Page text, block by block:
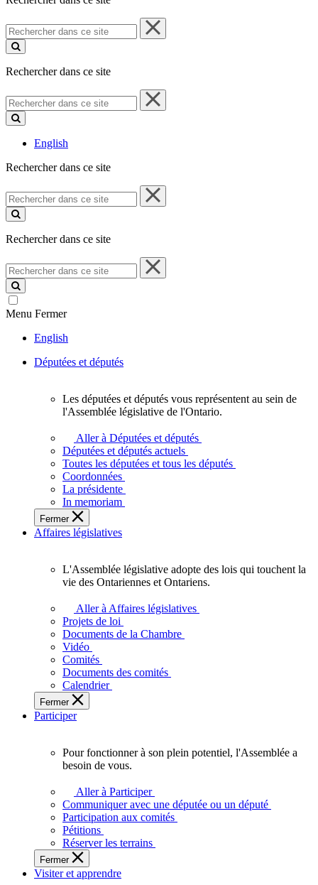
Rechercher
dans
ce
Rechercher dans ce site
Rechercher
dans
ce
English
Rechercher dans ce site
Rechercher
dans
ce
Rechercher dans ce site
Rechercher
dans
ce
site
Menu Fermer
English
Députées et députés
députés
vous
représentent
sein
de
l'Assemblée
législative
l'Ontario.
Les députées et députés vous représentent au sein de
l'Assemblée législative de l'Ontario.
Aller à Députées et députés
Députées et députés actuels
Toutes les députées et tous les députés
Coordonnées
La présidente
In memoriam
Fermer
Affaires législatives
L'Assemblée
adopte
touchent
des
Ontariennes
et
L'Assemblée législative adopte des lois qui touchent la
vie des Ontariennes et Ontariens.
Aller à Affaires législatives
Projets de loi
Documents de la Chambre
Vidéo
Comités
Documents des comités
Calendrier
Fermer
Participer
plein
potentiel,
l'Assemblée
a
besoin
de
Pour fonctionner à son plein potentiel, l'Assemblée a
besoin de vous.
Aller à Participer
Communiquer avec une députée ou un député
Participation aux comités
Pétitions
Réserver les terrains
Fermer
Visiter et apprendre